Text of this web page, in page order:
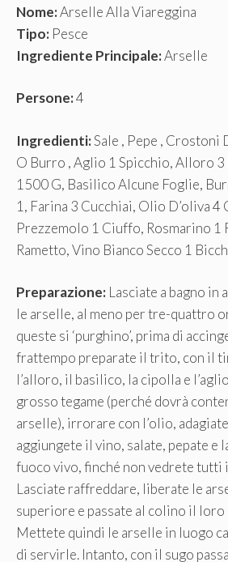
Nome:Arselle Alla Viareggina
Tipo: Pesce
Ingrediente Principale:Arselle
Persone:4
Ingredienti:Sale , Pepe ,
O Burro , Aglio 1 Spicchio, Alloro
1500 G, Basilico Alcune Foglie,
1, Farina 3 Cucchiai, Olio D’oliva 4
Prezzemolo 1 Ciuffo, Rosmarino 1
Rametto, Vino Bianco Secco 1
Preparazione: Lasciate a bagno in
le arselle, al meno per tre-quattro
queste si ‘purghino’, prima di
frattempo preparate il trito, con il
l’alloro, il basilico, la cipolla e
grosso tegame (perché dovrà
arselle), irrorare con l’olio,
aggiungete il vino, salate, pepate e
fuoco vivo, finché non vedrete tutti
Lasciate raffreddare, liberate le
superiore e passate al colino il
Mettete quindi le arselle in luogo
di servirle. Intanto, con il sugo